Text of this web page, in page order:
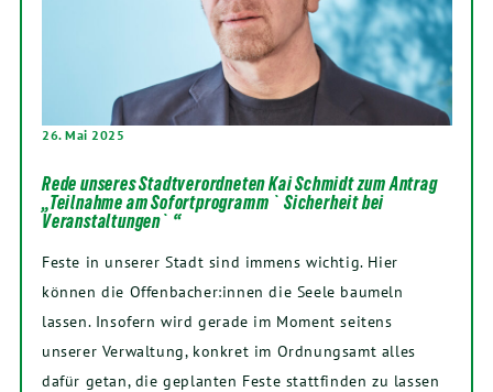
26. Mai 2025
Rede unseres Stadtverordneten Kai Schmidt zum Antrag
„Teilnahme am Sofortprogramm `Sicherheit bei
Veranstaltungen`“
Feste in unserer Stadt sind immens wichtig. Hier
können die Offenbacher:innen die Seele baumeln
lassen. Insofern wird gerade im Moment seitens
unserer Verwaltung, konkret im Ordnungsamt alles
dafür getan, die geplanten Feste stattfinden zu lassen